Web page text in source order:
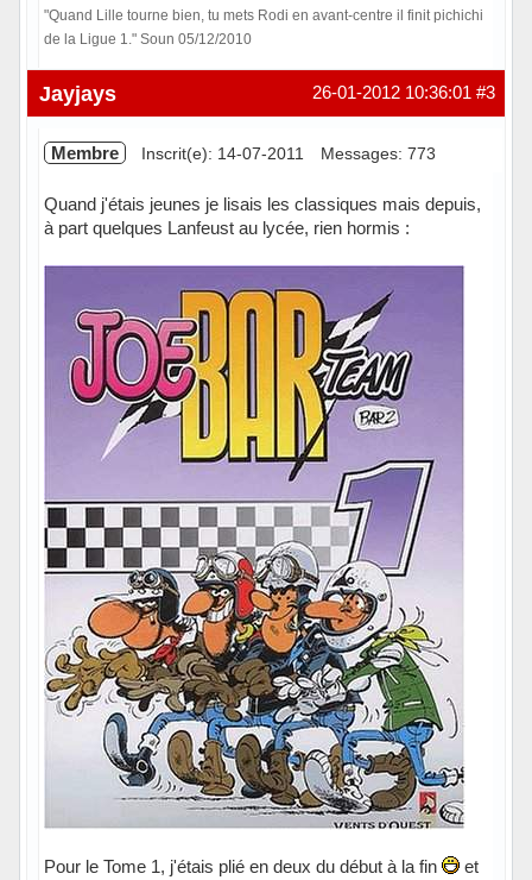
"Quand Lille tourne bien, tu mets Rodi en avant-centre il finit pichichi
de la Ligue 1." Soun 05/12/2010
Hors ligne #3
26-01-2012 10:36:01
Jayjays
Membre Inscrit(e): 14-07-2011 Messages: 773
Quand j'étais jeunes je lisais les classiques mais depuis,
à part quelques Lanfeust au lycée, rien hormis :
Pour le Tome 1, j'étais plié en deux du début à la fin
et